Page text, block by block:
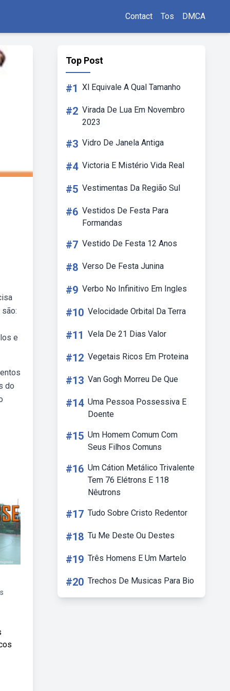
Contact Tos DMCA
e
do
Top Post
#1 Xl Equivale A Qual Tamanho
#2 Virada De Lua Em Novembro
2023
#3 Vidro De Janela Antiga
#4 Victoria E Mistério Vida Real
#5 Vestimentas Da Região Sul
#6 Vestidos De Festa Para
Formandas
#7 Vestido De Festa 12 Anos
#8 Verso De Festa Junina
#9 Verbo No Infinitivo Em Ingles
#10 Velocidade Orbital Da Terra
#11 Vela De 21 Dias Valor
#12 Vegetais Ricos Em Proteina
#13 Van Gogh Morreu De Que
#14 Uma Pessoa Possessiva E
Doente
#15 Um Homem Comum Com
Seus Filhos Comuns
#16 Um Cátion Metálico Trivalente
Tem 76 Elétrons E 118
Nêutrons
#17 Tudo Sobre Cristo Redentor
#18 Tu Me Deste Ou Destes
#19 Três Homens E Um Martelo
#20 Trechos De Musicas Para Bio